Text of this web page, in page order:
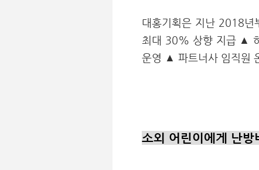
대홍기획은 지난 2018
최대 30% 상향 지급 ▲
운영 ▲ 파트너사 임직원
소외 어린이에게 난